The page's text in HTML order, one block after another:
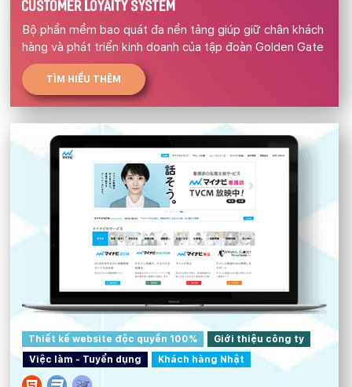
CUSTOMER LOYAITY SYSTEM
Bộ phần mềm bao quát đa nền tảng giúp giữ chân khách
hàng và phát triển kinh doanh của tập đoàn Golden Gate
TÌM HIỂU THÊM
Thiết kế website độc quyền 100%
Giới thiệu công ty
Việc làm - Tuyển dụng
Khách hàng Nhật